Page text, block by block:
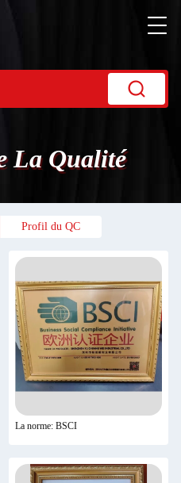
La Qualité
Profil du QC
La norme: BSCI